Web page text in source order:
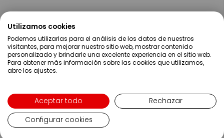
Sobre Nosaltres
Ajuda
Compres
Contacte
Copyright ©2019 Servei Estació S.A
Language
Català
Utilizamos cookies
Podemos utilizarlas para el análisis de los datos de nuestros
visitantes, para mejorar nuestro sitio web, mostrar contenido
personalizado y brindarle una excelente experiencia en el sitio web.
Para obtener más información sobre las cookies que utilizamos,
abre los ajustes.
Aceptar todo
Rechazar
Configurar cookies